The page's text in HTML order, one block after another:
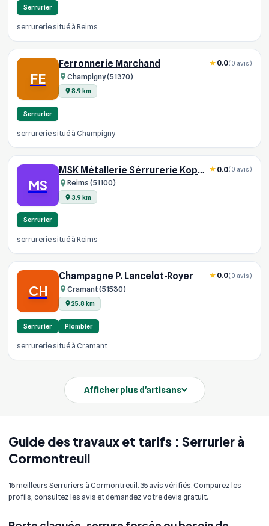
Guide des travaux et tarifs : Serrurier à
Cormontreuil
15 meilleurs Serruriers à Cormontreuil. 35 avis vérifiés. Comparez les
profils, consultez les avis et demandez votre devis gratuit.
Serrurier
serrurerie situé à Reims
FE
Ferronnerie Marchand
Champigny (51370)
8.9 km
0.0(0 avis)
Serrurier
serrurerie situé à Champigny
MS
MSK Métallerie Sérrurerie Kopko
Reims (51100)
3.9 km
0.0(0 avis)
Serrurier
serrurerie situé à Reims
CH
Champagne P. Lancelot-Royer
Cramant (51530)
25.8 km
0.0(0 avis)
Serrurier Plombier
serrurerie situé à Cramant
Afficher plus d'artisans